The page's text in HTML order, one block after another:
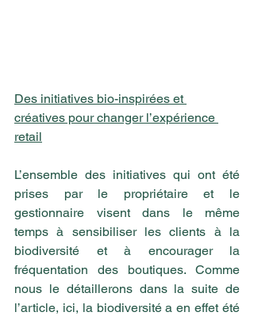
Des initiatives bio-inspirées et
créatives pour changer l’expérience
retail
L’ensemble des initiatives qui ont été
prises par le propriétaire et le
gestionnaire visent dans le même
temps à sensibiliser les clients à la
biodiversité et à encourager la
fréquentation des boutiques. Comme
nous le détaillerons dans la suite de
l’article, ici, la biodiversité a en effet été